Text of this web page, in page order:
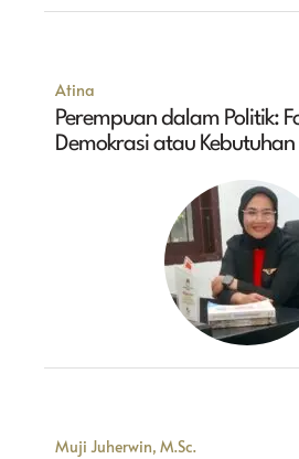
Atina
Perempuan dalam Politik:
Demokrasi atau Kebutuhan
Muji Juherwin, M.Sc.